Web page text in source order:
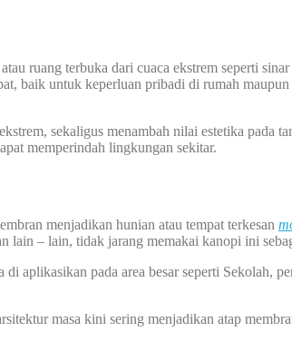
ruang terbuka dari cuaca ekstrem seperti
baik untuk keperluan pribadi di rumah
sekaligus menambah nilai estetika pada
memperindah lingkungan sekitar.
menjadikan hunian atau tempat terkesan
lain – lain, tidak jarang memakai kanopi ini
aplikasikan pada area besar seperti Sekolah,
masa kini sering menjadikan atap